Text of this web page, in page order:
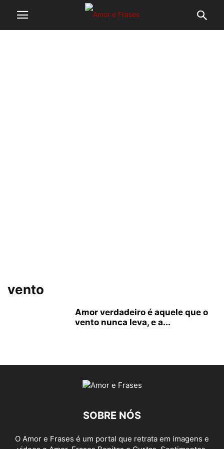
vento
Amor verdadeiro é aquele que o
vento nunca leva, e a...
SOBRE NÓS
O Amor e Frases é um portal que retrata em imagens e